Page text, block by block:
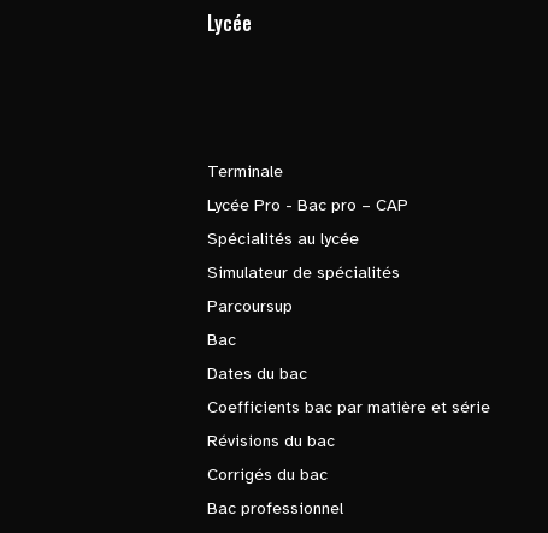
Lycée
Terminale
Lycée Pro - Bac pro – CAP
Spécialités au lycée
Simulateur de spécialités
Parcoursup
Bac
Dates du bac
Coefficients bac par matière et série
Révisions du bac
Corrigés du bac
Bac professionnel